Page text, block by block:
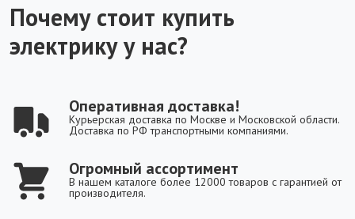
Почему стоит купить
электрику у нас?
Оперативная доставка!
Курьерская доставка по Москве и Московской области.
Доставка по РФ транспортными компаниями.
Огромный ассортимент
В нашем каталоге более 12000 товаров с гарантией от
производителя.